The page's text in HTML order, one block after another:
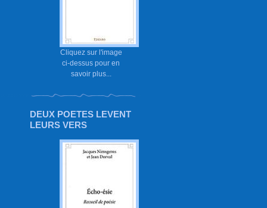
Cliquez sur l'image
ci-dessus pour en
savoir plus...
DEUX POETES LEVENT
LEURS VERS